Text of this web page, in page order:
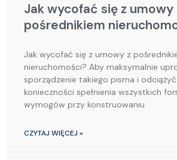
Jak wycofać się z umowy
pośrednikiem
Jak wycofać się z umowy z
nieruchomości? Aby maksymalnie
sporządzenie takiego pisma i
konieczności spełnienia wszystkich
wymogów przy konstruowaniu
CZYTAJ WIĘCEJ »